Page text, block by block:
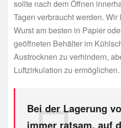
sollte nach dem Öffnen
Tagen verbraucht werden.
Wurst am besten in Papier
geöffneten Behälter im
Austrocknen zu verhindern,
Luftzirkulation zu ermöglichen.
Bei der Lagerung
immer ratsam, auf